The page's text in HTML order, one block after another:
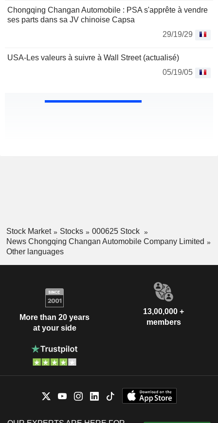
Chongqing Changan Automobile : PSA s'apprête à vendre
ses parts dans sa JV chinoise Capsa
29/19/29
USA-Les valeurs à suivre à Wall Street (actualisé)
05/19/05
Stock Market Stocks
000625 Stock
News Chongqing Changan Automobile Company Limited
Other languages
More than 20 years
at your side
13,00,000 +
members